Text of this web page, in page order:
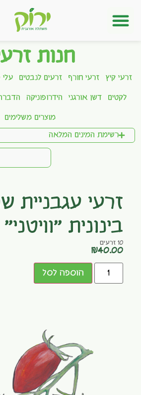
חנות
זרעי קיץ זרעי חורף זרעים לנבטים עלי
לקטים דשן אורגני הידרופוניקה
מוצרים משלימים
רשימת המינים המלאה
זרעי עגבניית
בינונית "וויטני"
10 זרעים
₪40.00
הוספה לסל